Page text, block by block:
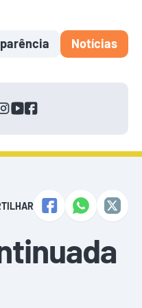
Notícias
youtube
facebook